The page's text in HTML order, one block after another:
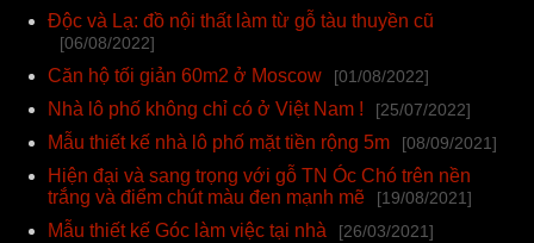
Độc và Lạ: đồ nội thất làm từ gỗ tàu thuyền cũ
[06/08/2022]
Căn hộ tối giản 60m2 ở Moscow [01/08/2022]
Nhà lô phố không chỉ có ở Việt Nam ! [25/07/2022]
Mẫu thiết kế nhà lô phố mặt tiền rộng 5m [08/09/2021]
Hiện đại và sang trọng với gỗ TN Óc Chó trên nền
trắng và điểm chút màu đen mạnh mẽ
[19/08/2021]
Mẫu thiết kế Góc làm việc tại nhà [26/03/2021]